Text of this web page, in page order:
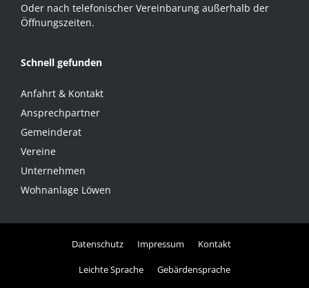
Oder nach telefonischer Vereinbarung außerhalb der
Öffnungszeiten.
Schnell gefunden
Anfahrt & Kontakt
Ansprechpartner
Gemeinderat
Vereine
Unternehmen
Wohnanlage Löwen
Datenschutz Impressum Kontakt
Leichte Sprache Gebärdensprache